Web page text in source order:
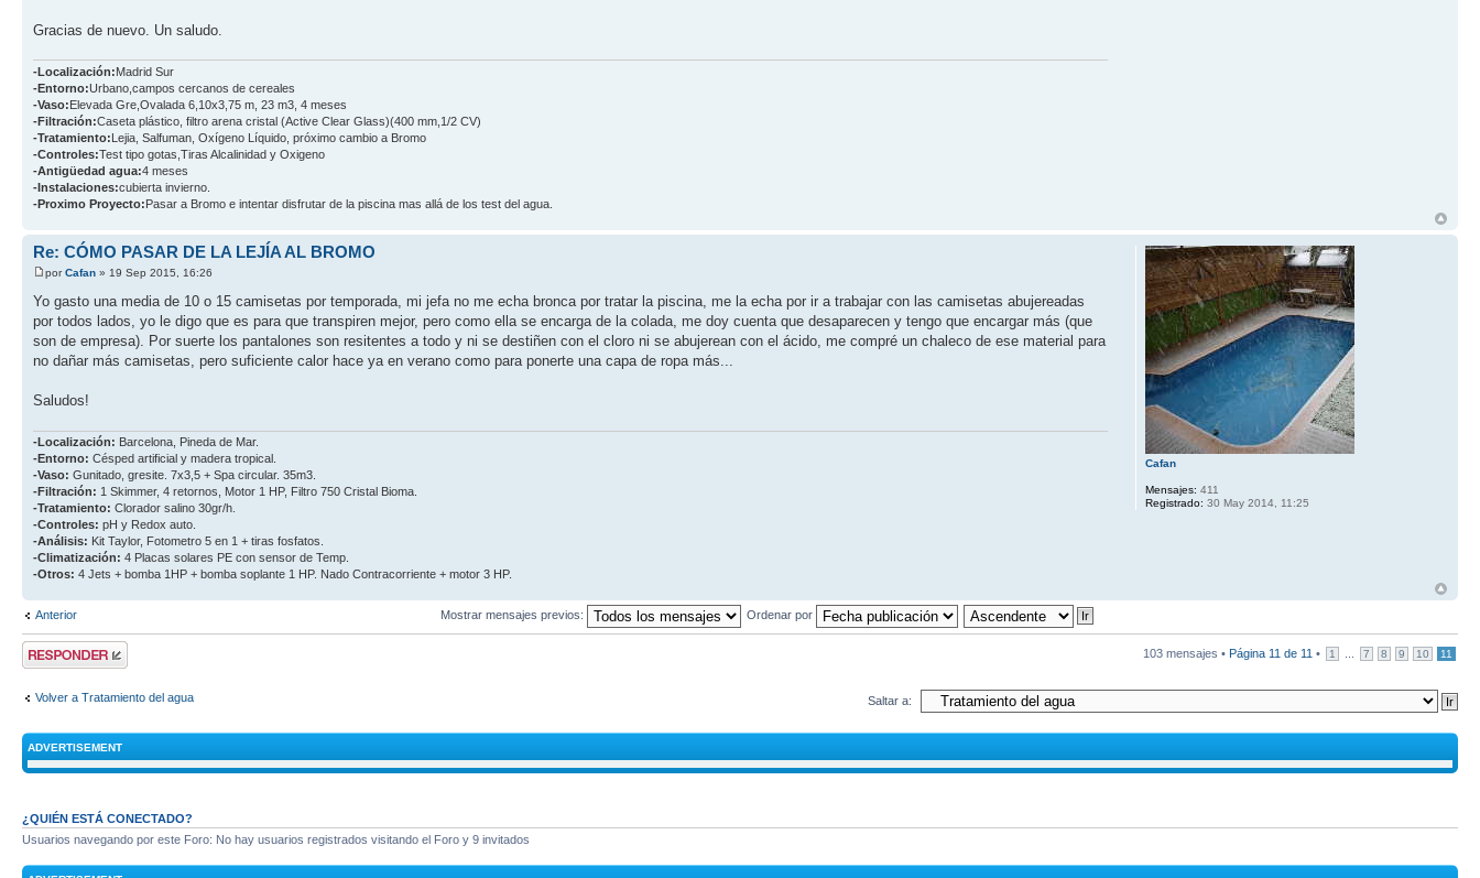
Gracias de nuevo. Un saludo.
-Localización:Madrid Sur
-Entorno:Urbano,campos cercanos de cereales
-Vaso:Elevada Gre,Ovalada 6,10x3,75 m, 23 m3, 4 meses
-Filtración:Caseta plástico, filtro arena cristal (Active Clear Glass)(400 mm,1/2 CV)
-Tratamiento:Lejia, Salfuman, Oxígeno Líquido, próximo cambio a Bromo
-Controles:Test tipo gotas,Tiras Alcalinidad y Oxigeno
-Antigüedad agua:4 meses
-Instalaciones:cubierta invierno.
-Proximo Proyecto:Pasar a Bromo e intentar disfrutar de la piscina mas allá de los test del agua.
Re: CÓMO PASAR DE LA LEJÍA AL BROMO
porCafan » 19 Sep 2015, 16:26
Yo gasto una media de 10 o 15 camisetas por temporada, mi jefa no me echa bronca por tratar la piscina, me la echa por ir a trabajar con las camisetas abujereadas
por todos lados, yo le digo que es para que transpiren mejor, pero como ella se encarga de la colada, me doy cuenta que desaparecen y tengo que encargar más (que
son de empresa). Por suerte los pantalones son resitentes a todo y ni se destiñen con el cloro ni se abujerean con el ácido, me compré un chaleco de ese material para
no dañar más camisetas, pero suficiente calor hace ya en verano como para ponerte una capa de ropa más...
Saludos!
-Localización: Barcelona, Pineda de Mar.
-Entorno: Césped artificial y madera tropical.
-Vaso: Gunitado, gresite. 7x3,5 + Spa circular. 35m3.
-Filtración: 1 Skimmer, 4 retornos, Motor 1 HP, Filtro 750 Cristal Bioma.
-Tratamiento: Clorador salino 30gr/h.
-Controles: pH y Redox auto.
-Análisis: Kit Taylor, Fotometro 5 en 1 + tiras fosfatos.
-Climatización: 4 Placas solares PE con sensor de Temp.
-Otros: 4 Jets + bomba 1HP + bomba soplante 1 HP. Nado Contracorriente + motor 3 HP.
Cafan
Mensajes: 411
Registrado: 30 May 2014, 11:25
Anterior Mostrar mensajes previos: Ordenar por
Publicar una
respuesta
103 mensajes • Página 11 de 11 • 1 7 8 9 10 11
Volver a Tratamiento del agua Saltar a:
ADVERTISEMENT
¿QUIÉN ESTÁ CONECTADO?
Usuarios navegando por este Foro: No hay usuarios registrados visitando el Foro y 9 invitados